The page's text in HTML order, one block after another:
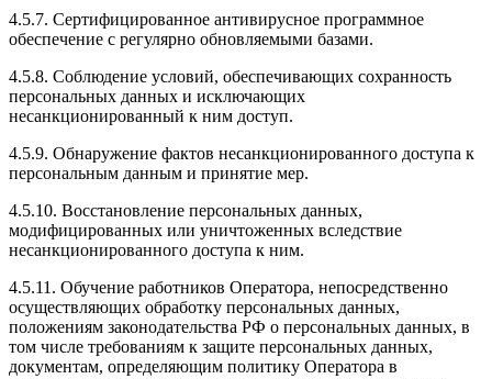
4.5.7. Сертифицированное антивирусное программное
обеспечение с регулярно обновляемыми базами.
4.5.8. Соблюдение условий, обеспечивающих сохранность
персональных данных и исключающих
несанкционированный к ним доступ.
4.5.9. Обнаружение фактов несанкционированного доступа к
персональным данным и принятие мер.
4.5.10. Восстановление персональных данных,
модифицированных или уничтоженных вследствие
несанкционированного доступа к ним.
4.5.11. Обучение работников Оператора, непосредственно
осуществляющих обработку персональных данных,
положениям законодательства РФ о персональных данных, в
том числе требованиям к защите персональных данных,
документам, определяющим политику Оператора в